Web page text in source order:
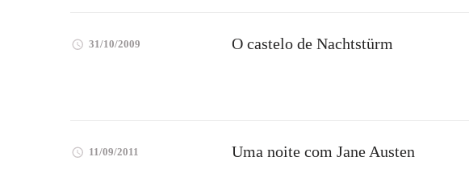
31/10/2009 O castelo de Nachtstürm
11/09/2011 Uma noite com Jane Austen